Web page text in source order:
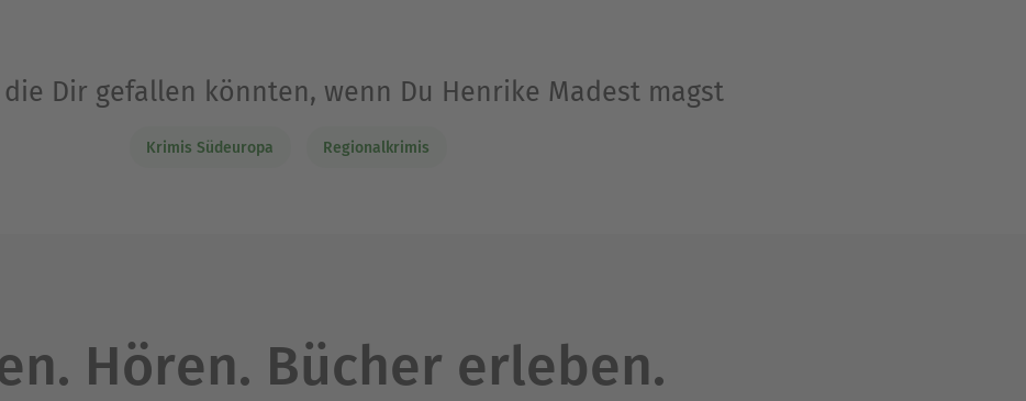
Dir gefallen könnten, wenn Du Henrike Madest magst
Krimis Südeuropa Regionalkrimis
Hören. Bücher erleben.